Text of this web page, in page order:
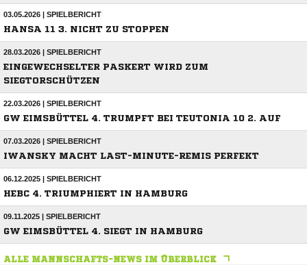
03.05.2026 | SPIELBERICHT
HANSA 11 3. NICHT ZU STOPPEN
28.03.2026 | SPIELBERICHT
EINGEWECHSELTER PASKERT WIRD ZUM
SIEGTORSCHÜTZEN
22.03.2026 | SPIELBERICHT
GW EIMSBÜTTEL 4. TRUMPFT BEI TEUTONIA 10 2. AUF
07.03.2026 | SPIELBERICHT
IWANSKY MACHT LAST-MINUTE-REMIS PERFEKT
06.12.2025 | SPIELBERICHT
HEBC 4. TRIUMPHIERT IN HAMBURG
09.11.2025 | SPIELBERICHT
GW EIMSBÜTTEL 4. SIEGT IN HAMBURG
ALLE MANNSCHAFTS-NEWS IM ÜBERBLICK